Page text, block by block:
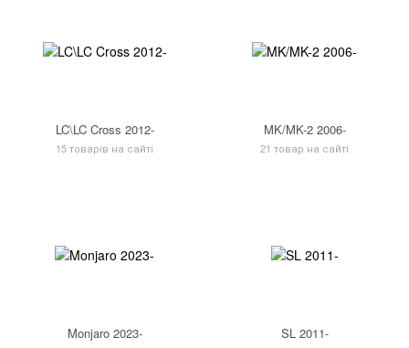
LC\LC Cross 2012-
15 товарів на сайті
MK/MK-2 2006-
21 товар на сайті
Monjaro 2023- SL 2011-